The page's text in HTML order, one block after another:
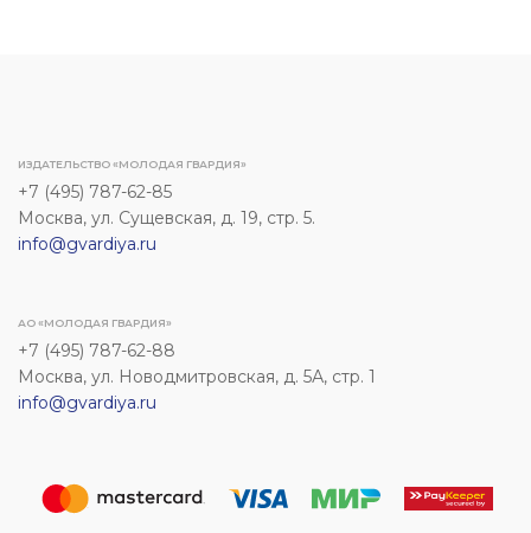
ИЗДАТЕЛЬСТВО «МОЛОДАЯ ГВАРДИЯ»
+7 (495) 787-62-85
Москва, ул. Сущевская, д. 19, стр. 5.
info@gvardiya.ru
АО «МОЛОДАЯ ГВАРДИЯ»
+7 (495) 787-62-88
Москва, ул. Новодмитровская, д. 5А, стр. 1
info@gvardiya.ru